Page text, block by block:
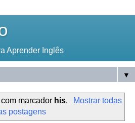
Aprender Inglês
▼
marcador his.
Mostrar todas
postagens